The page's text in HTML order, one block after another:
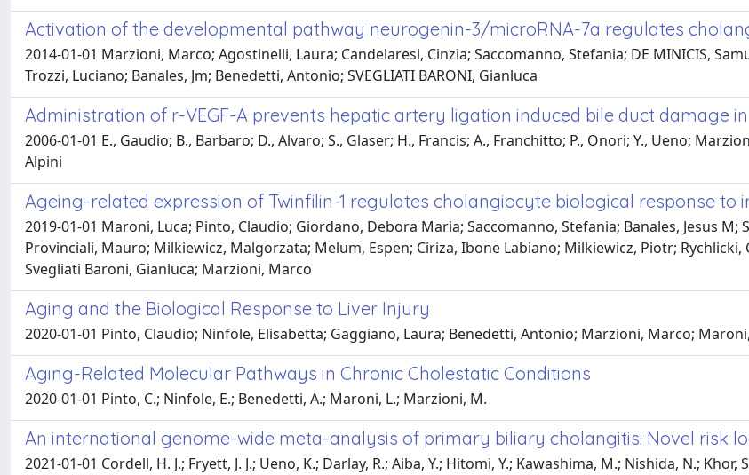
Activation of the developmental pathway neurogenin-3/microRNA-7a regulates
2014-01-01 Marzioni, Marco; Agostinelli, Laura; Candelaresi, Cinzia; Saccomanno, Stefania; DE MINICIS,
Trozzi, Luciano; Banales, Jm; Benedetti, Antonio; SVEGLIATI BARONI, Gianluca
Administration of r-VEGF-A prevents hepatic artery ligation induced bile duct damage
2006-01-01 E., Gaudio; B., Barbaro; D., Alvaro; S., Glaser; H., Francis; A., Franchitto; P., Onori; Y., Ueno;
Alpini
Ageing-related expression of Twinfilin-1 regulates cholangiocyte biological response to
2019-01-01 Maroni, Luca; Pinto, Claudio; Giordano, Debora Maria; Saccomanno, Stefania; Banales, Jesus
Provinciali, Mauro; Milkiewicz, Malgorzata; Melum, Espen; Ciriza, Ibone Labiano; Milkiewicz, Piotr;
Svegliati Baroni, Gianluca; Marzioni, Marco
Aging and the Biological Response to Liver Injury
2020-01-01 Pinto, Claudio; Ninfole, Elisabetta; Gaggiano, Laura; Benedetti, Antonio; Marzioni, Marco;
Aging-Related Molecular Pathways in Chronic Cholestatic Conditions
2020-01-01 Pinto, C.; Ninfole, E.; Benedetti, A.; Maroni, L.; Marzioni, M.
An international genome-wide meta-analysis of primary biliary cholangitis: Novel risk
2021-01-01 Cordell, H. J.; Fryett, J. J.; Ueno, K.; Darlay, R.; Aiba, Y.; Hitomi, Y.; Kawashima, M.; Nishida, N.;